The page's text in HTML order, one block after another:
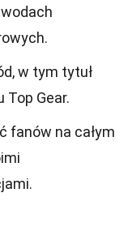
w tym tytuł
Top Gear.
fanów na całym